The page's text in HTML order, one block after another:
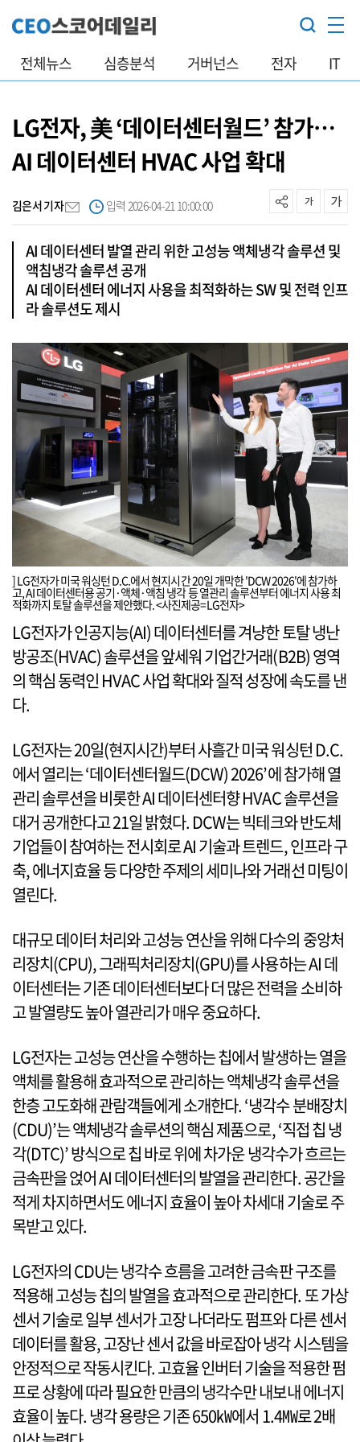
전체뉴스 심층분석 거버넌스 전자 IT
LG전자, 美 ‘데이터센터월드’ 참가…
AI 데이터센터 HVAC 사업 확대
김은서 기자 입력 2026-04-21 10:00:00
AI 데이터센터 발열 관리 위한 고성능 액체냉각 솔루션 및
액침냉각 솔루션 공개
AI 데이터센터 에너지 사용을 최적화하는 SW 및 전력 인프
라 솔루션도 제시
] LG전자가 미국 워싱턴 D.C.에서 현지시간 20일 개막한 'DCW 2026'에 참가하
고, AI 데이터센터용 공기·액체·액침 냉각 등 열관리 솔루션부터 에너지 사용 최
적화까지 토탈 솔루션을 제안했다. <사진제공=LG전자>
LG전자가 인공지능(AI) 데이터센터를 겨냥한 토탈 냉난
방공조(HVAC) 솔루션을 앞세워 기업간거래(B2B) 영역
의 핵심 동력인 HVAC 사업 확대와 질적 성장에 속도를 낸
다.
LG전자는 20일(현지시간)부터 사흘간 미국 워싱턴 D.C.
에서 열리는 ‘데이터센터월드(DCW) 2026’에 참가해 열
관리 솔루션을 비롯한 AI 데이터센터향 HVAC 솔루션을
대거 공개한다고 21일 밝혔다. DCW는 빅테크와 반도체
기업들이 참여하는 전시회로 AI 기술과 트렌드, 인프라 구
축, 에너지효율 등 다양한 주제의 세미나와 거래선 미팅이
열린다.
대규모 데이터 처리와 고성능 연산을 위해 다수의 중앙처
리장치(CPU), 그래픽처리장치(GPU)를 사용하는 AI 데
이터센터는 기존 데이터센터보다 더 많은 전력을 소비하
고 발열량도 높아 열관리가 매우 중요하다.
LG전자는 고성능 연산을 수행하는 칩에서 발생하는 열을
액체를 활용해 효과적으로 관리하는 액체냉각 솔루션을
한층 고도화해 관람객들에게 소개한다. ‘냉각수 분배장치
(CDU)’는 액체냉각 솔루션의 핵심 제품으로, ‘직접 칩 냉
각(DTC)’ 방식으로 칩 바로 위에 차가운 냉각수가 흐르는
금속판을 얹어 AI 데이터센터의 발열을 관리한다. 공간을
적게 차지하면서도 에너지 효율이 높아 차세대 기술로 주
목받고 있다.
LG전자의 CDU는 냉각수 흐름을 고려한 금속판 구조를
적용해 고성능 칩의 발열을 효과적으로 관리한다. 또 가상
센서 기술로 일부 센서가 고장 나더라도 펌프와 다른 센서
데이터를 활용, 고장난 센서 값을 바로잡아 냉각 시스템을
안정적으로 작동시킨다. 고효율 인버터 기술을 적용한 펌
프로 상황에 따라 필요한 만큼의 냉각수만 내보내 에너지
효율이 높다. 냉각 용량은 기존 650㎾에서 1.4㎿로 2배